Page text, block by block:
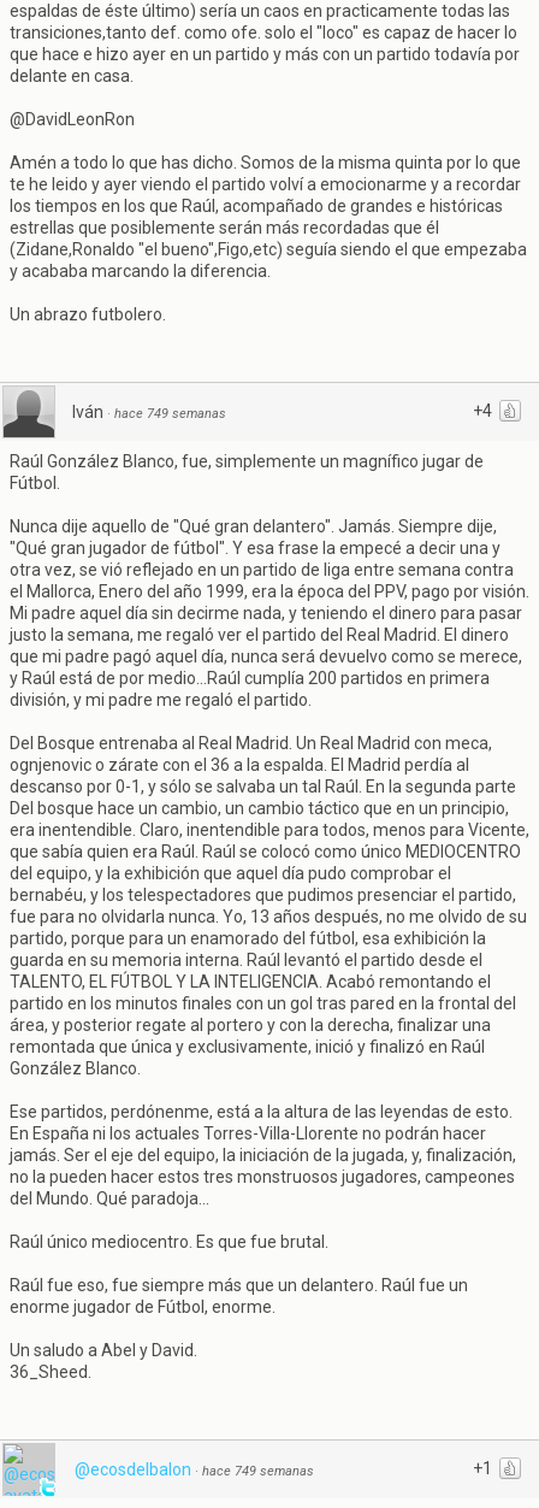
espaldas de éste último) sería un caos en practicamente todas las
transiciones,tanto def. como ofe. solo el "loco" es capaz de hacer lo
que hace e hizo ayer en un partido y más con un partido todavía por
delante en casa.
@DavidLeonRon
Amén a todo lo que has dicho. Somos de la misma quinta por lo que
te he leido y ayer viendo el partido volví a emocionarme y a recordar
los tiempos en los que Raúl, acompañado de grandes e históricas
estrellas que posiblemente serán más recordadas que él
(Zidane,Ronaldo "el bueno",Figo,etc) seguía siendo el que empezaba
y acababa marcando la diferencia.
Un abrazo futbolero.
+4
Iván · hace 749 semanas
Raúl González Blanco, fue, simplemente un magnífico jugar de
Fútbol.
Nunca dije aquello de "Qué gran delantero". Jamás. Siempre dije,
"Qué gran jugador de fútbol". Y esa frase la empecé a decir una y
otra vez, se vió reflejado en un partido de liga entre semana contra
el Mallorca, Enero del año 1999, era la época del PPV, pago por visión.
Mi padre aquel día sin decirme nada, y teniendo el dinero para pasar
justo la semana, me regaló ver el partido del Real Madrid. El dinero
que mi padre pagó aquel día, nunca será devuelvo como se merece,
y Raúl está de por medio...Raúl cumplía 200 partidos en primera
división, y mi padre me regaló el partido.
Del Bosque entrenaba al Real Madrid. Un Real Madrid con meca,
ognjenovic o zárate con el 36 a la espalda. El Madrid perdía al
descanso por 0-1, y sólo se salvaba un tal Raúl. En la segunda parte
Del bosque hace un cambio, un cambio táctico que en un principio,
era inentendible. Claro, inentendible para todos, menos para Vicente,
que sabía quien era Raúl. Raúl se colocó como único MEDIOCENTRO
del equipo, y la exhibición que aquel día pudo comprobar el
bernabéu, y los telespectadores que pudimos presenciar el partido,
fue para no olvidarla nunca. Yo, 13 años después, no me olvido de su
partido, porque para un enamorado del fútbol, esa exhibición la
guarda en su memoria interna. Raúl levantó el partido desde el
TALENTO, EL FÚTBOL Y LA INTELIGENCIA. Acabó remontando el
partido en los minutos finales con un gol tras pared en la frontal del
área, y posterior regate al portero y con la derecha, finalizar una
remontada que única y exclusivamente, inició y finalizó en Raúl
González Blanco.
Ese partidos, perdónenme, está a la altura de las leyendas de esto.
En España ni los actuales Torres-Villa-Llorente no podrán hacer
jamás. Ser el eje del equipo, la iniciación de la jugada, y, finalización,
no la pueden hacer estos tres monstruosos jugadores, campeones
del Mundo. Qué paradoja...
Raúl único mediocentro. Es que fue brutal.
Raúl fue eso, fue siempre más que un delantero. Raúl fue un
enorme jugador de Fútbol, enorme.
Un saludo a Abel y David.
36_Sheed.
+1
@ecosdelbalon · hace 749 semanas